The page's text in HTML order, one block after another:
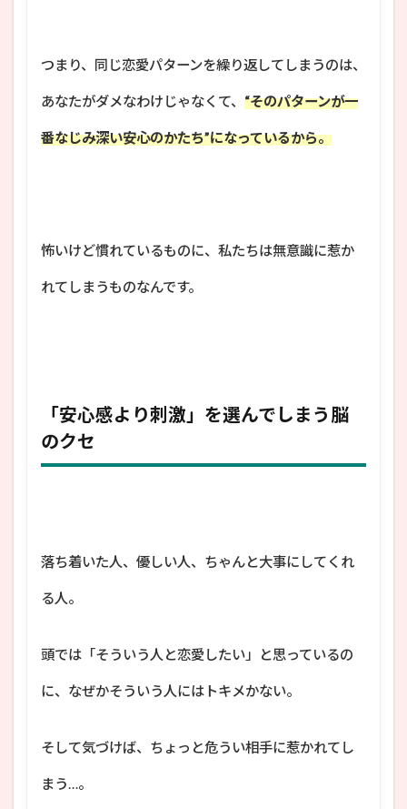
つまり、同じ恋愛パターンを繰り返してしまうのは、
あなたがダメなわけじゃなくて、 “そのパターンが一
番なじみ深い安心のかたち”になっているから。
怖いけど慣れているものに、私たちは無意識に惹か
れてしまうものなんです。
「安心感より刺激」を選んでしまう脳
のクセ
落ち着いた人、優しい人、ちゃんと大事にしてくれ
る人。
頭では「そういう人と恋愛したい」と思っているの
に、なぜかそういう人にはトキメかない。
そして気づけば、ちょっと危うい相手に惹かれてし
まう…。